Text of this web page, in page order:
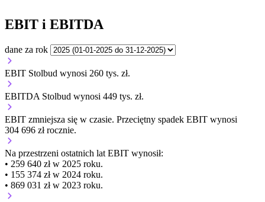
EBIT i EBITDA
dane za rok
EBIT Stolbud wynosi 260 tys. zł.
EBITDA Stolbud wynosi 449 tys. zł.
EBIT zmniejsza się w czasie. Przeciętny spadek EBIT wynosi
304 696 zł rocznie.
Na przestrzeni ostatnich lat EBIT wynosił:
• 259 640 zł w 2025 roku.
• 155 374 zł w 2024 roku.
• 869 031 zł w 2023 roku.